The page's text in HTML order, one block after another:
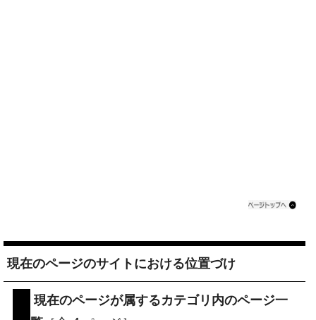
現在のページのサイトにおける位置づけ
現在のページが属するカテゴリ内のページ一